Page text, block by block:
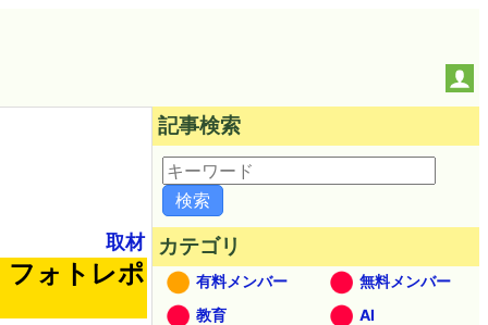
取材
フォトレポ
記事検索
カテゴリ
有料メンバー
無料メンバー
教育
AI